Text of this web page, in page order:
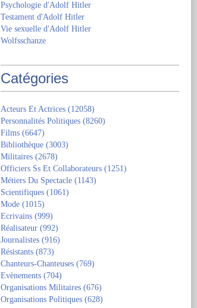
Psychologie d'Adolf Hitler
Testament d'Adolf Hitler
Vie sexuelle d'Adolf Hitler
Wolfsschanze
Catégories
Acteurs Et Actrices (12058)
Personnalités Politiques (8260)
Films (6647)
Bibliothèque (3003)
Militaires (2678)
Officiers Ss Et Collaborateurs (1251)
Métiers Du Spectacle (1143)
Scientifiques (1061)
Mode (1015)
Ecrivains (999)
Réalisateur (992)
Journalistes (916)
Résistants (873)
Chanteurs-Chanteuses (769)
Evènements (704)
Organisations Militaires (676)
Organisations Politiques (628)